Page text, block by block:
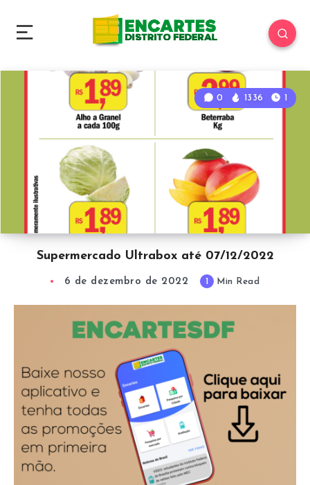
0 1336 1
Supermercado Ultrabox até 07/12/2022
6 de dezembro de 2022 1 Min Read